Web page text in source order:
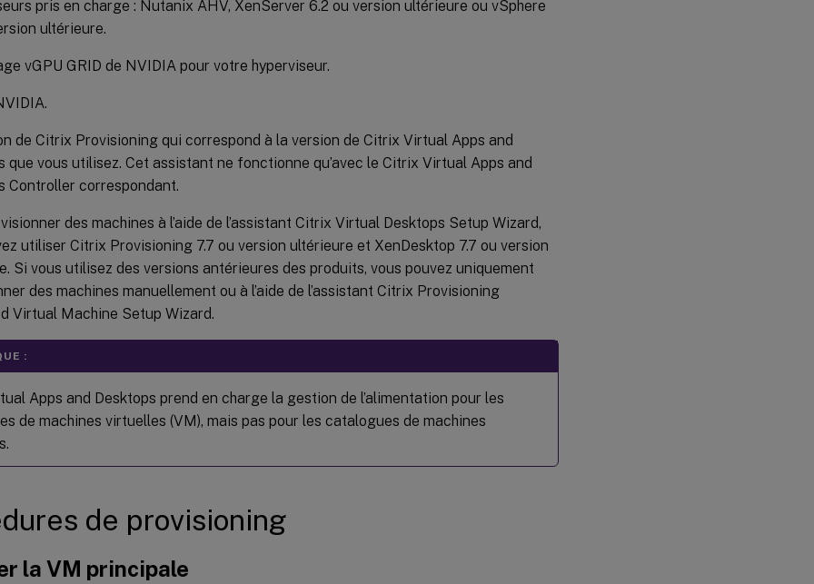
pris en charge : Nutanix AHV, XenServer 6.2 ou version ultérieure ou vSphere
ultérieure.
vGPU GRID de NVIDIA pour votre hyperviseur.
de Citrix Provisioning qui correspond à la version de Citrix Virtual Apps and
que vous utilisez. Cet assistant ne fonctionne qu’avec le Citrix Virtual Apps and
Controller correspondant.
des machines à l’aide de l’assistant Citrix Virtual Desktops Setup Wizard,
utiliser Citrix Provisioning 7.7 ou version ultérieure et XenDesktop 7.7 ou version
Si vous utilisez des versions antérieures des produits, vous pouvez uniquement
des machines manuellement ou à l’aide de l’assistant Citrix Provisioning
Virtual Machine Setup Wizard.
:
Apps and Desktops prend en charge la gestion de l’alimentation pour les
de machines virtuelles (VM), mais pas pour les catalogues de machines
de provisioning
la VM principale